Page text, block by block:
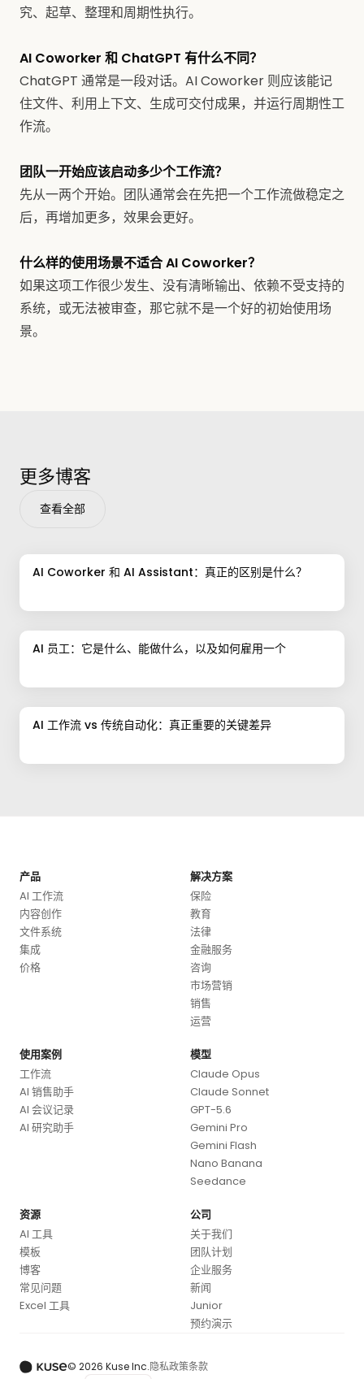
究、起草、整理和周期性执行。
AI Coworker 和 ChatGPT 有什么不同？
ChatGPT 通常是一段对话。AI Coworker 则应该能记
住文件、利用上下文、生成可交付成果，并运行周期性工
作流。
团队一开始应该启动多少个工作流？
先从一两个开始。团队通常会在先把一个工作流做稳定之
后，再增加更多，效果会更好。
什么样的使用场景不适合 AI Coworker？
如果这项工作很少发生、没有清晰输出、依赖不受支持的
系统，或无法被审查，那它就不是一个好的初始使用场
景。
更多博客
查看全部
AI Coworker 和 AI Assistant：真正的区别是什么？
AI 员工：它是什么、能做什么，以及如何雇用一个
AI 工作流 vs 传统自动化：真正重要的关键差异
产品
AI 工作流
内容创作
文件系统
集成
价格
解决方案
保险
教育
法律
金融服务
咨询
市场营销
销售
运营
使用案例
工作流
AI 销售助手
AI 会议记录
AI 研究助手
模型
Claude Opus
Claude Sonnet
GPT-5.6
Gemini Pro
Gemini Flash
Nano Banana
Seedance
资源
AI 工具
模板
博客
常见问题
Excel 工具
公司
关于我们
团队计划
企业服务
新闻
Junior
预约演示
© 2026 Kuse Inc.隐私政策条款